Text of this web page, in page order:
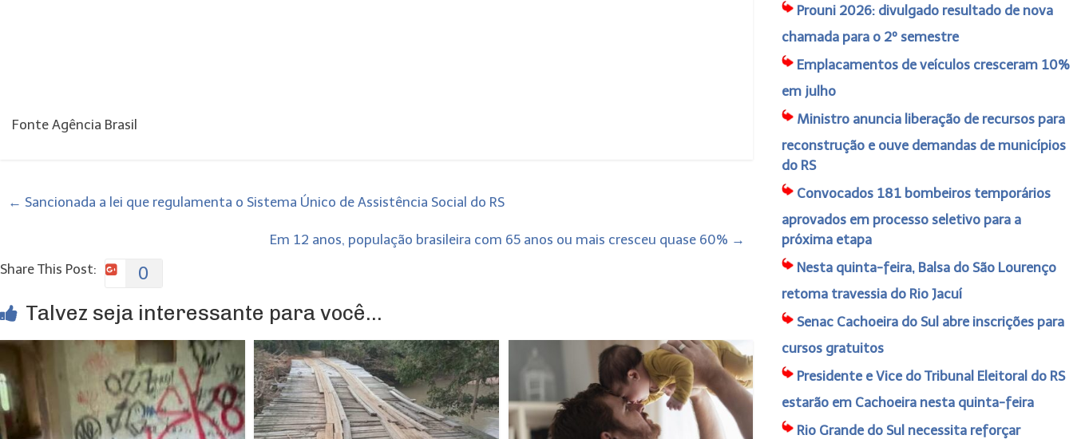
Fonte Agência Brasil
← Sancionada a lei que regulamenta o Sistema Único de Assistência Social do RS
Em 12 anos, população brasileira com 65 anos ou mais cresceu quase 60% →
Share This Post:
0
Talvez seja interessante para você...
Prouni 2026: divulgado resultado de nova
chamada para o 2º semestre
Emplacamentos de veículos cresceram 10%
em julho
Ministro anuncia liberação de recursos para
reconstrução e ouve demandas de municípios
do RS
Convocados 181 bombeiros temporários
aprovados em processo seletivo para a
próxima etapa
Nesta quinta-feira, Balsa do São Lourenço
retoma travessia do Rio Jacuí
Senac Cachoeira do Sul abre inscrições para
cursos gratuitos
Presidente e Vice do Tribunal Eleitoral do RS
estarão em Cachoeira nesta quinta-feira
Rio Grande do Sul necessita reforçar